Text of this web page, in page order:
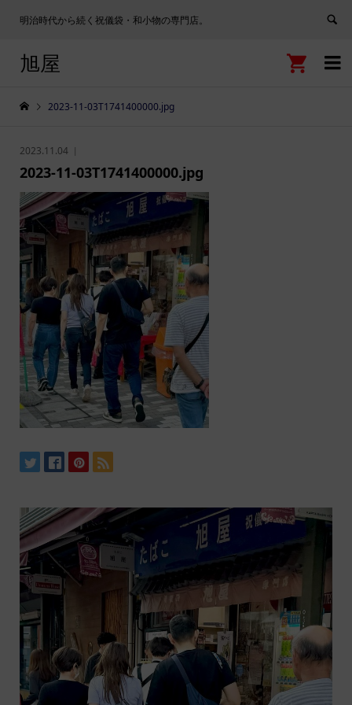
明治時代から続く祝儀袋・和小物の専門店。

旭屋 
2023-11-03T1741400000.jpg
2023.11.04
2023-11-03T1741400000.jpg